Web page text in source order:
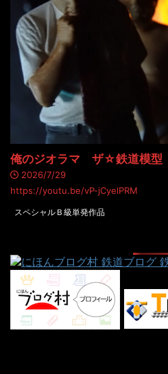
俺のジオラマ ザ☆鉄道模型
2026/7/29
https://youtu.be/vP-jCyelPRM
スペシャルＢ級単発作品